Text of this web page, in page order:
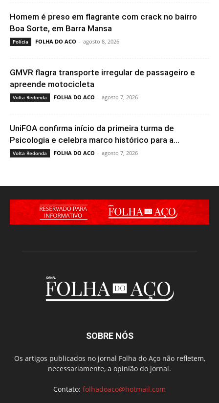
Homem é preso em flagrante com crack no bairro
Boa Sorte, em Barra Mansa
Polícia FOLHA DO ACO - agosto 8, 2026
GMVR flagra transporte irregular de passageiro e
apreende motocicleta
Volta Redonda FOLHA DO ACO - agosto 7, 2026
UniFOA confirma início da primeira turma de
Psicologia e celebra marco histórico para a...
Volta Redonda FOLHA DO ACO - agosto 7, 2026
SOBRE NÓS
Os artigos publicados no jornal Folha do Aço não refletem,
necessariamente, a opinião do jornal.
Contato: folhadoaco@hotmail.com